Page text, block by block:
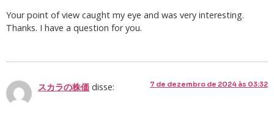
Your point of view caught my eye and was very interesting.
Thanks. I have a question for you.
スカラの株価 disse: 7 de dezembro de 2024 às 03:32